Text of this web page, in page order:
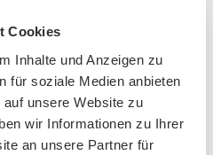
Cookies
Inhalte und Anzeigen zu
für soziale Medien anbieten
unsere Website zu
wir Informationen zu Ihrer
an unsere Partner für
keine zusätzlichen Kosten.
gesamte Vermittlung,
So gelingt der Einsatz
Erfahrungsberichte
helfen nicht nur,